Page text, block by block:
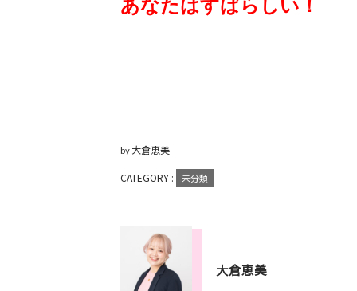
あなたはすばらしい！
by大倉恵美
CATEGORY : 未分類
大倉恵美